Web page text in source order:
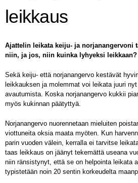
leikkaus
Ajattelin leikata keiju- ja norjanangervoni
niin, ja jos, niin kuinka lyhyeksi leikkaan?
Sekä keiju- että norjanangervo kestävät
leikkauksen ja molemmat voi leikata juuri
avautumista. Koska norjanangervo kukkii
myös kukinnan päätyttyä.
Norjanangervo nuorennetaan mieluiten
viottuneita oksia maata myöten. Kun
parin vuoden välein, kerralla ei tarvitse
taas leikkaus on jäänyt tekemättä useana
niin ränsistynyt, että se on helpointa leikata
typistetään noin 20 sentin korkeudelta